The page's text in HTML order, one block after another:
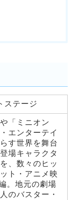
ステージ
「ミニオン
エンターテイ
す世界を舞台
場キャラクタ
、数々のヒッ
ト・アニメ映
。地元の劇場
のバスター・